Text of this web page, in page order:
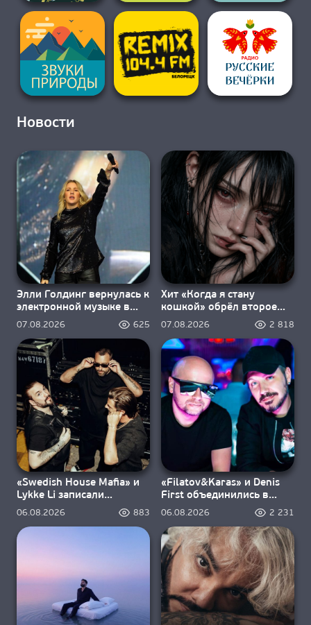
Новости
Элли Голдинг вернулась к
электронной музыке в
«Ravers»
07.08.2026 625
Хит «Когда я стану
кошкой» обрёл второе
дыхание
07.08.2026 2 818
«Swedish House Mafia» и
Lykke Li записали
«Happiness Is So Sad»
06.08.2026 883
«Filatov&Karas» и Denis
First объединились в
«Sweet Summer Nights»
06.08.2026 2 231